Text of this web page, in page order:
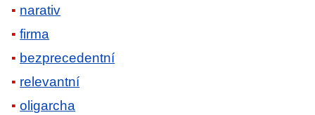
narativ
firma
bezprecedentní
relevantní
oligarcha